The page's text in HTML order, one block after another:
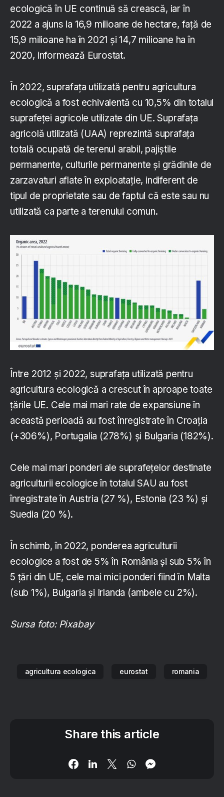
ecologică în UE continuă să crească, iar în
2022 a ajuns la 16,9 milioane de hectare, față de
15,9 milioane ha în 2021 și 14,7 milioane ha în
2020, informează Eurostat.
În 2022, suprafața utilizată pentru agricultura
ecologică a fost echivalentă cu 10,5% din totalul
suprafeței agricole utilizate din UE. Suprafața
agricolă utilizată (UAA) reprezintă suprafața
totală ocupată de terenul arabil, pajiștile
permanente, culturile permanente și grădinile de
zarzavaturi aflate în exploatație, indiferent de
tipul de proprietate sau de faptul că este sau nu
utilizată ca parte a terenului comun.
Între 2012 și 2022, suprafața utilizată pentru
agricultura ecologică a crescut în aproape toate
țările UE. Cele mai mari rate de expansiune în
această perioadă au fost înregistrate în Croația
(+306%), Portugalia (278%) și Bulgaria (182%).
Cele mai mari ponderi ale suprafețelor destinate
agriculturii ecologice în totalul SAU au fost
înregistrate în Austria (27 %), Estonia (23 %) și
Suedia (20 %).
În schimb, în 2022, ponderea agriculturii
ecologice a fost de 5% în România și sub 5% în
5 țări din UE, cele mai mici ponderi fiind în Malta
(sub 1%), Bulgaria și Irlanda (ambele cu 2%).
Sursa foto: Pixabay
agricultura ecologica eurostat romania
Share this article